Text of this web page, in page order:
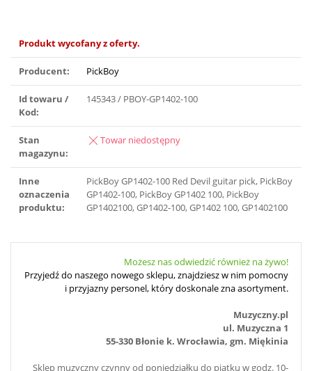
Produkt wycofany z oferty.
Producent: PickBoy
Id towaru /
Kod:
145343 / PBOY-GP1402-100
Stan
magazynu:
Towar niedostępny
Inne
oznaczenia
produktu:
PickBoy GP1402-100 Red Devil guitar pick, PickBoy
GP1402-100, PickBoy GP1402 100, PickBoy
GP1402100, GP1402-100, GP1402 100, GP1402100
Możesz nas odwiedzić również na żywo!
Przyjedź do naszego nowego sklepu, znajdziesz w nim pomocny
i przyjazny personel, który doskonale zna asortyment.
Muzyczny.pl
ul. Muzyczna 1
55-330 Błonie k. Wrocławia, gm. Miękinia
Sklep muzyczny czynny od poniedziałku do piątku w godz. 10-